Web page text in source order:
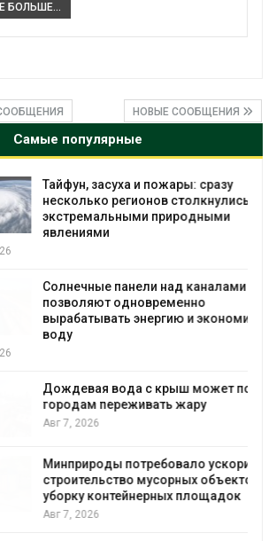
БОЛЬШЕ...
НОВЫЕ СООБЩЕНИЯ
Самые популярные
засуха и пожары: сразу
несколько регионов столкнулись с
природными
Солнечные панели над каналами
позволяют одновременно
вырабатывать энергию и экономить
Дождевая вода с крыш может помочь
городам переживать жару
Авг 7, 2026
Минприроды потребовало ускорить
строительство мусорных объектов и
уборку контейнерных площадок
Авг 7, 2026